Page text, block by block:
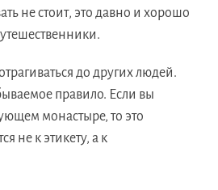
не стоит, это давно и хорошо
до других людей.
правило. Если вы
монастыре, то это
не к этикету, а к